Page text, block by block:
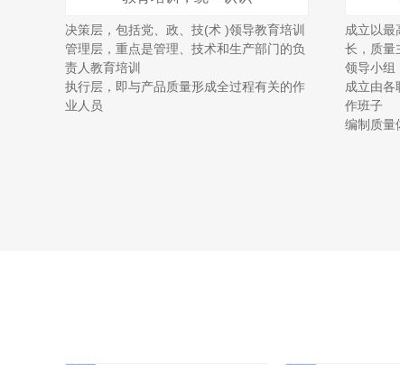
决策层，包括党、政、技(术 )领导教育培训
管理层，重点是管理、技术和生产部门的负
责人教育培训
执行层，即与产品质量形成全过程有关的作
业人员
成立以最
长，质量
领导小组
成立由各
作班子
编制质量